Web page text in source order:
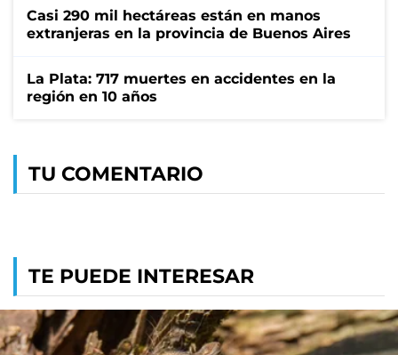
Casi 290 mil hectáreas están en manos
extranjeras en la provincia de Buenos Aires
La Plata: 717 muertes en accidentes en la
región en 10 años
TU COMENTARIO
TE PUEDE INTERESAR